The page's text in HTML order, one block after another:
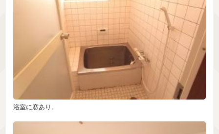
浴室に窓あり。